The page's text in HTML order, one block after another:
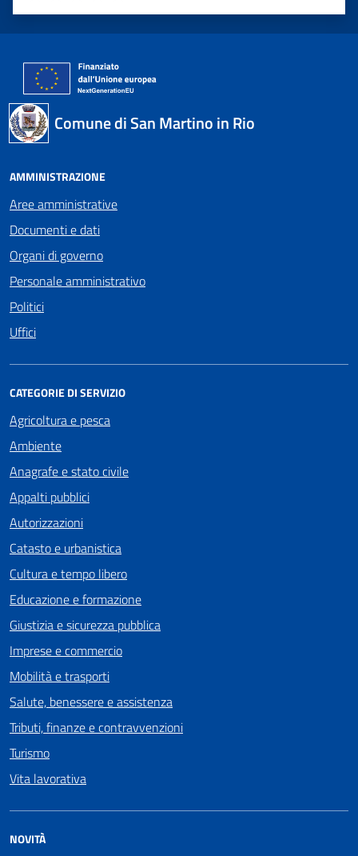
Valuta 5 stelle su 5
Valuta 4 stelle su 5
Valuta 3 stelle su 5
Valuta 2 stelle su 5
Valuta 1 stelle su 5
Comune di San Martino in Rio
AMMINISTRAZIONE
Aree amministrative
Documenti e dati
Organi di governo
Personale amministrativo
Politici
Uffici
CATEGORIE DI SERVIZIO
Agricoltura e pesca
Ambiente
Anagrafe e stato civile
Appalti pubblici
Autorizzazioni
Catasto e urbanistica
Cultura e tempo libero
Educazione e formazione
Giustizia e sicurezza pubblica
Imprese e commercio
Mobilità e trasporti
Salute, benessere e assistenza
Tributi, finanze e contravvenzioni
Turismo
Vita lavorativa
NOVITÀ